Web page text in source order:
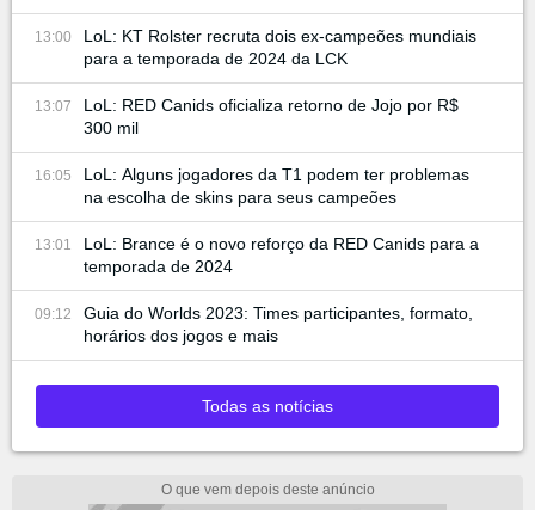
13:00
LoL: KT Rolster recruta dois ex-campeões mundiais
para a temporada de 2024 da LCK
13:07
LoL: RED Canids oficializa retorno de Jojo por R$
300 mil
16:05
LoL: Alguns jogadores da T1 podem ter problemas
na escolha de skins para seus campeões
13:01
LoL: Brance é o novo reforço da RED Canids para a
temporada de 2024
09:12
Guia do Worlds 2023: Times participantes, formato,
horários dos jogos e mais
Todas as notícias